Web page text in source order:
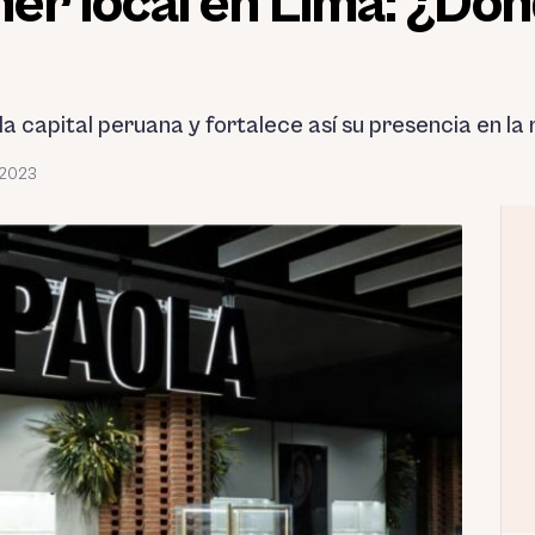
capital peruana y fortalece así su presencia en